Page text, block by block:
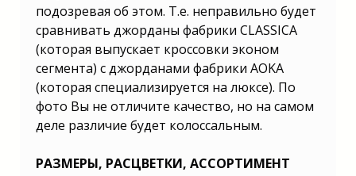
подозревая об этом. Т.е. неправильно будет
сравнивать джорданы фабрики CLASSICA
(которая выпускает кроссовки эконом
сегмента) с джорданами фабрики AOKA
(которая специализируется на люксе). По
фото Вы не отличите качество, но на самом
деле различие будет колоссальным.
РАЗМЕРЫ, РАСЦВЕТКИ, АССОРТИМЕНТ